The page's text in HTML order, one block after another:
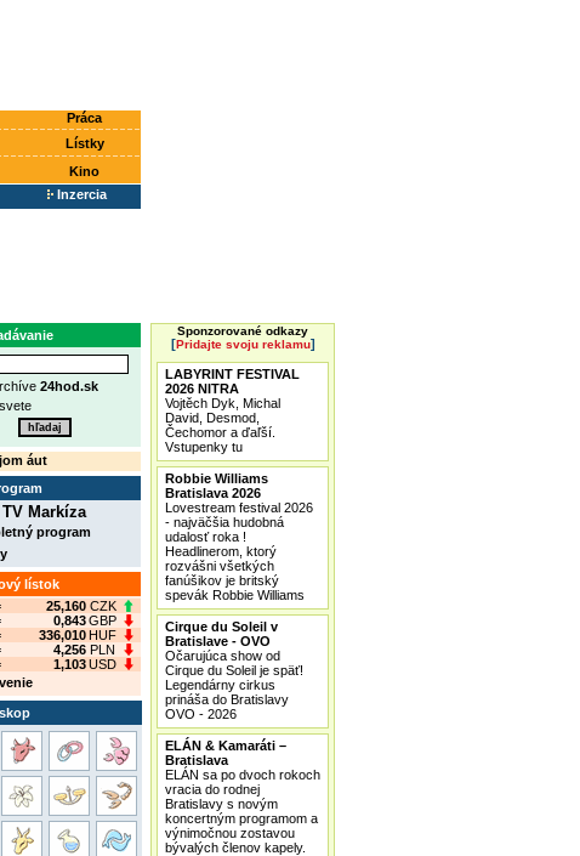
Práca
Lístky
Kino
Inzercia
24hod.sk
áut
TV Markíza
program
lístok
25,160 CZK
0,843GBP
336,010HUF
4,256 PLN
1,103USD
Sponzorované odkazy
[Pridajte svoju reklamu]
LABYRINT FESTIVAL
2026 NITRA
Vojtěch Dyk, Michal
David, Desmod,
Čechomor a ďaľší.
Vstupenky tu
Robbie Williams
Bratislava 2026
Lovestream festival 2026
- najväčšia hudobná
udalosť roka !
Headlinerom, ktorý
rozvášni všetkých
fanúšikov je britský
spevák Robbie Williams
Cirque du Soleil v
Bratislave - OVO
Očarujúca show od
Cirque du Soleil je späť!
Legendárny cirkus
prináša do Bratislavy
OVO - 2026
ELÁN & Kamaráti –
Bratislava
ELÁN sa po dvoch rokoch
vracia do rodnej
Bratislavy s novým
koncertným programom a
výnimočnou zostavou
bývalých členov kapely.